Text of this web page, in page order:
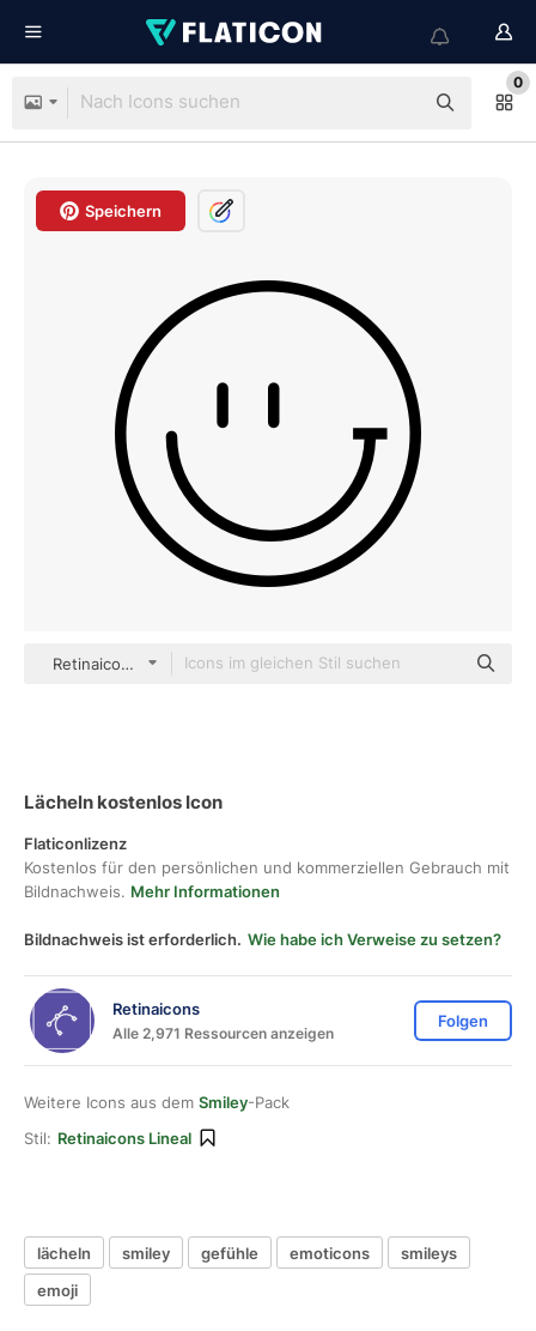
0
Speichern
Retinaicons Lineal
Lächeln kostenlos Icon
Flaticonlizenz
Kostenlos für den persönlichen und kommerziellen Gebrauch mit
Bildnachweis. Mehr Informationen
Bildnachweis ist erforderlich. Wie habe ich Verweise zu setzen?
Retinaicons
Alle 2,971 Ressourcen anzeigen
Folgen
Weitere Icons aus dem Smiley-Pack
Stil: Retinaicons Lineal
lächeln smiley gefühle emoticons
smileys
emoji